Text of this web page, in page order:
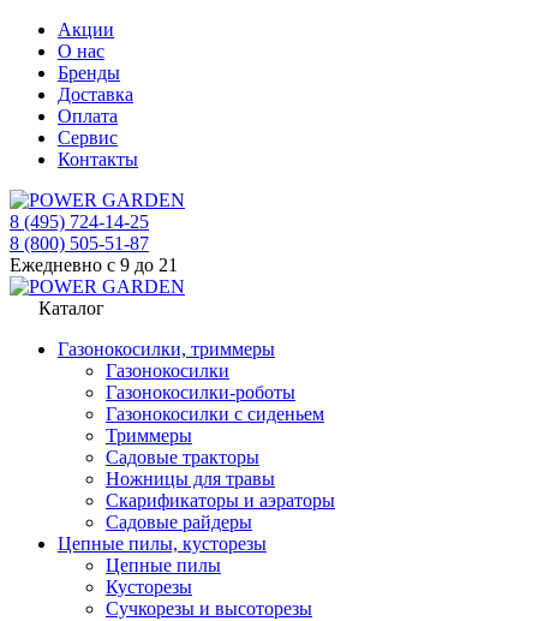
Акции
О нас
Бренды
Доставка
Оплата
Сервис
Контакты
8 (495) 724-14-25
8 (800) 505-51-87
Ежедневно с 9 до 21
Каталог
Газонокосилки, триммеры
Газонокосилки
Газонокосилки-роботы
Газонокосилки с сиденьем
Триммеры
Садовые тракторы
Ножницы для травы
Скарификаторы и аэраторы
Садовые райдеры
Цепные пилы, кусторезы
Цепные пилы
Кусторезы
Сучкорезы и высоторезы